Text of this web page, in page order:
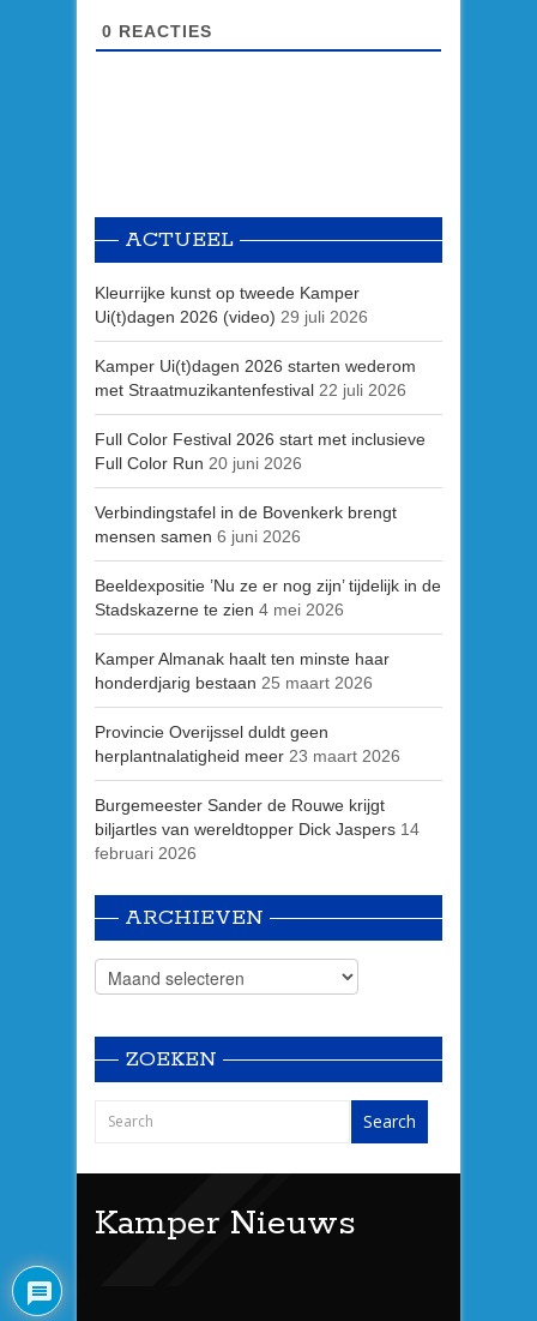
0 REACTIES
ACTUEEL
Kleurrijke kunst op tweede Kamper
Ui(t)dagen 2026 (video) 29 juli 2026
Kamper Ui(t)dagen 2026 starten wederom
met Straatmuzikantenfestival 22 juli 2026
Full Color Festival 2026 start met inclusieve
Full Color Run 20 juni 2026
Verbindingstafel in de Bovenkerk brengt
mensen samen 6 juni 2026
Beeldexpositie ’Nu ze er nog zijn’ tijdelijk in de
Stadskazerne te zien 4 mei 2026
Kamper Almanak haalt ten minste haar
honderdjarig bestaan 25 maart 2026
Provincie Overijssel duldt geen
herplantnalatigheid meer 23 maart 2026
Burgemeester Sander de Rouwe krijgt
biljartles van wereldtopper Dick Jaspers 14
februari 2026
ARCHIEVEN
ZOEKEN
Kamper Nieuws